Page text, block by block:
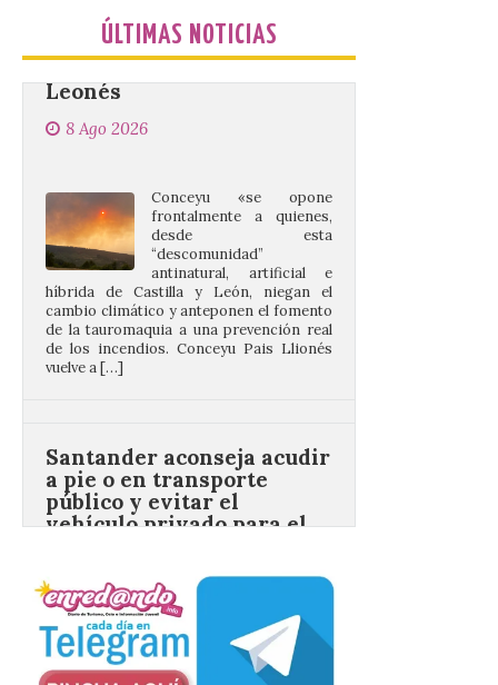
ÚLTIMAS NOTICIAS
8 Ago 2026
Conceyu «se opone
cambio climático y anteponen el fomento
de la tauromaquia a una prevención real
de los incendios. Conceyu Pais Llionés
vuelve a […]
Santander aconseja acudir
a pie o en transporte
8 Ago 2026
puntos como el faro de
Cabo Mayor, Cueto,
Corbanera o Ciriego y
reforzará la movilidad con un servicio
especial de lanzaderas desde el PCTCAN
a Ciriego. El Ayuntamiento de […]